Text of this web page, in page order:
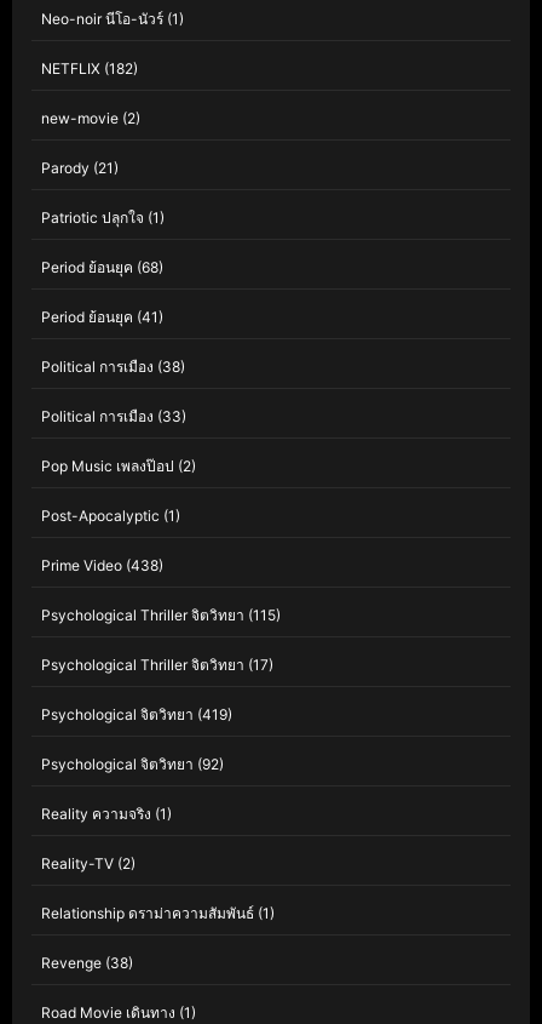
Neo-noir นีโอ-นัวร์ (1)
NETFLIX (182)
new-movie (2)
Parody (21)
Patriotic ปลุกใจ (1)
Period ย้อนยุค (68)
Period ย้อนยุค (41)
Political การเมือง (38)
Political การเมือง (33)
Pop Music เพลงป๊อป (2)
Post-Apocalyptic (1)
Prime Video (438)
Psychological Thriller จิตวิทยา (115)
Psychological Thriller จิตวิทยา (17)
Psychological จิตวิทยา (419)
Psychological จิตวิทยา (92)
Reality ความจริง (1)
Reality-TV (2)
Relationship ดราม่าความสัมพันธ์ (1)
Revenge (38)
Road Movie เดินทาง (1)